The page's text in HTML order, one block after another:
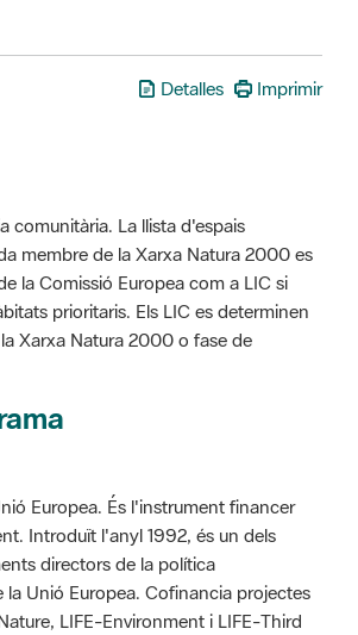
Detalles Imprimir
comunitària. La llista d'espais
membre de la Xarxa Natura 2000 es
la Comissió Europea com a LIC si
prioritaris. Els LIC es determinen
Xarxa Natura 2000 o fase de
Europea. És l'instrument financer
Introduït l'anyl 1992, és un dels
directors de la política
la Unió Europea. Cofinancia projectes
LIFE-Environment i LIFE-Third